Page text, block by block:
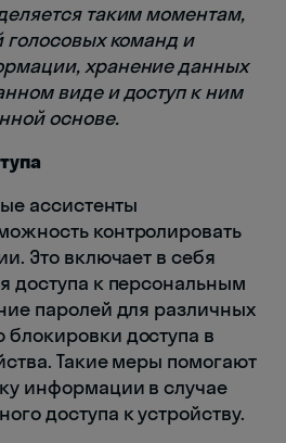
таким моментам,
голосовых команд и
хранение данных
виде и доступ к ним
основе.
ассистенты
контролировать
Это включает в себя
доступа к персональным
паролей для различных
доступа в
Такие меры помогают
информации в случае
доступа к устройству.